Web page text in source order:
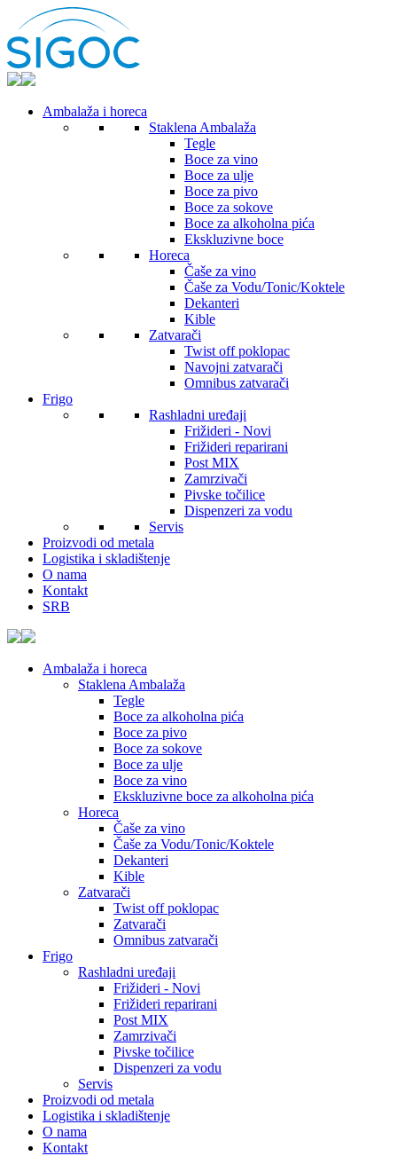
Ambalaža i horeca
Staklena Ambalaža
Tegle
Boce za vino
Boce za ulje
Boce za pivo
Boce za sokove
Boce za alkoholna pića
Ekskluzivne boce
Horeca
Čaše za vino
Čaše za Vodu/Tonic/Koktele
Dekanteri
Kible
Zatvarači
Twist off poklopac
Navojni zatvarači
Omnibus zatvarači
Frigo
Rashladni uređaji
Frižideri - Novi
Frižideri reparirani
Post MIX
Zamrzivači
Pivske točilice
Dispenzeri za vodu
Servis
Proizvodi od metala
Logistika i skladištenje
O nama
Kontakt
SRB
Ambalaža i horeca
Staklena Ambalaža
Tegle
Boce za alkoholna pića
Boce za pivo
Boce za sokove
Boce za ulje
Boce za vino
Ekskluzivne boce za alkoholna pića
Horeca
Čaše za vino
Čaše za Vodu/Tonic/Koktele
Dekanteri
Kible
Zatvarači
Twist off poklopac
Zatvarači
Omnibus zatvarači
Frigo
Rashladni uređaji
Frižideri - Novi
Frižideri reparirani
Post MIX
Zamrzivači
Pivske točilice
Dispenzeri za vodu
Servis
Proizvodi od metala
Logistika i skladištenje
O nama
Kontakt